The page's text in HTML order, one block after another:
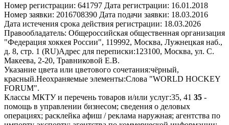
Номер регистрации: 641797 Дата регистрации: 16.01.2018
Номер заявки: 2016708390 Дата подачи заявки: 18.03.2016
Дата истечения срока действия регистрации: 18.03.2026
Правообладатель: Общероссийская общественная организация
"Федерация хоккея России", 119992, Москва, Лужнецкая наб.,
д. 8, стр. 1 (RU)Адрес для переписки:123100, Москва, ул. С.
Макеева, 2-20, Травниковой Е.В.
Указание цвета или цветового сочетания:чёрный,
красный.Неохраняемые элементы:Слова "WORLD HOCKEY
FORUM".
Классы МКТУ и перечень товаров и/или услуг:35, 41 35 -
помощь в управлении бизнесом; сведения о деловых
операциях; расклейка афиш / реклама наружная; агентства по